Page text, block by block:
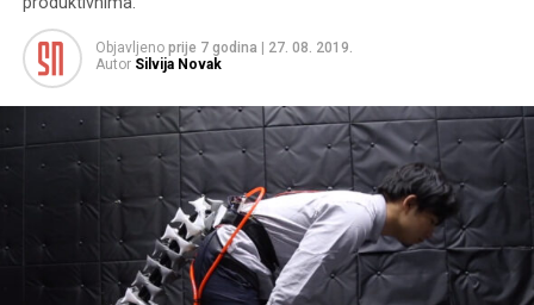
Objavljeno prije 7 godina
27. 08. 2019.
Autor Silvija Novak